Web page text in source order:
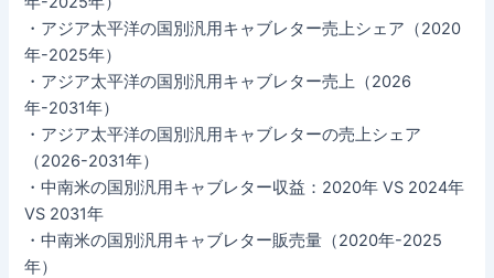
・アジア太平洋の国別汎用キャブレター売上シェア（2020
年-2025年）
・アジア太平洋の国別汎用キャブレター売上（2026
年-2031年）
・アジア太平洋の国別汎用キャブレターの売上シェア
（2026-2031年）
・中南米の国別汎用キャブレター収益：2020年 VS 2024年
VS 2031年
・中南米の国別汎用キャブレター販売量（2020年-2025
年）